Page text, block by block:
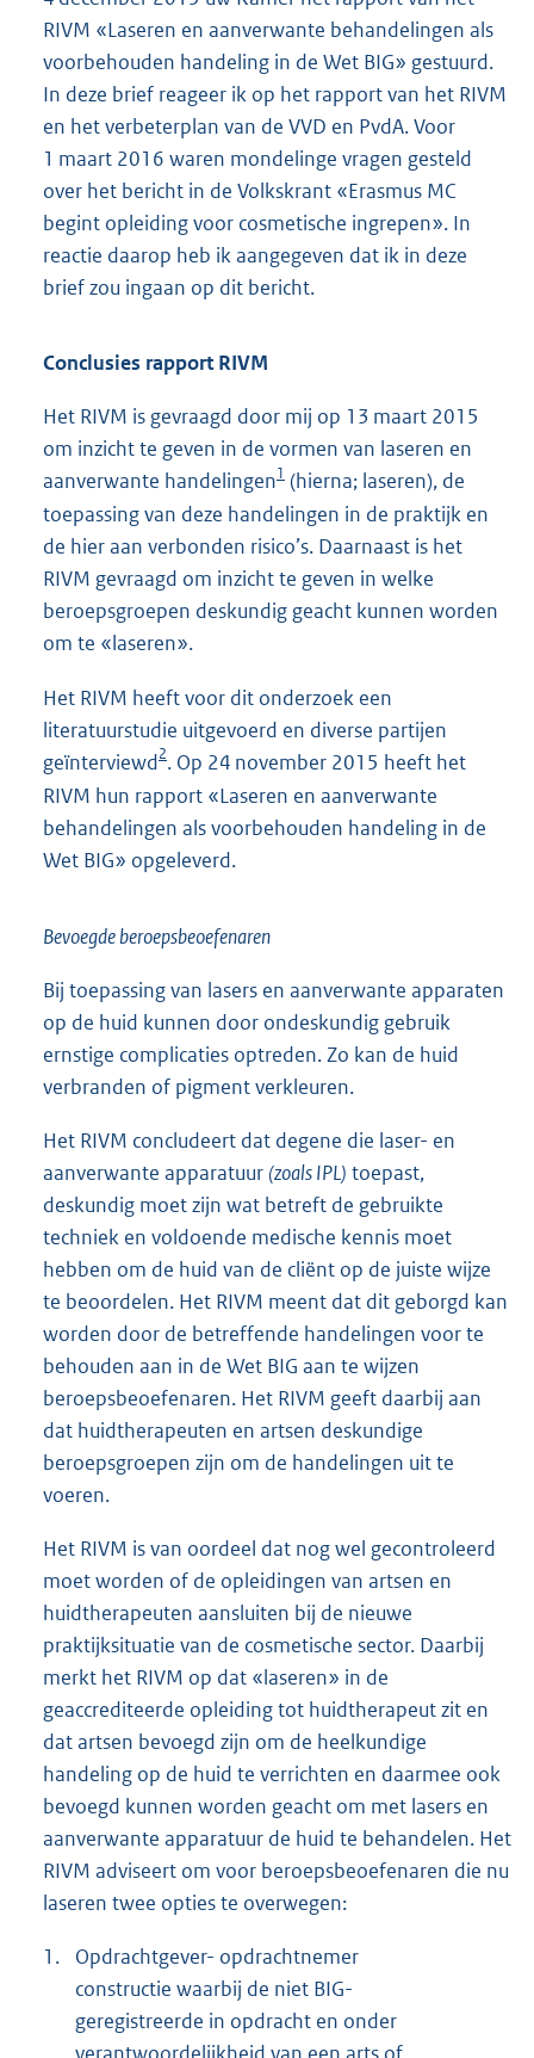
RIVM «Laseren en aanverwante behandelingen als
voorbehouden handeling in de Wet BIG» gestuurd.
In deze brief reageer ik op het rapport van het RIVM
en het verbeterplan van de VVD en PvdA. Voor
1 maart 2016 waren mondelinge vragen gesteld
over het bericht in de Volkskrant «Erasmus MC
begint opleiding voor cosmetische ingrepen». In
reactie daarop heb ik aangegeven dat ik in deze
brief zou ingaan op dit bericht.
Conclusies rapport RIVM
Het RIVM is gevraagd door mij op 13 maart 2015
om inzicht te geven in de vormen van laseren en
aanverwante handelingen1 (hierna; laseren), de
toepassing van deze handelingen in de praktijk en
de hier aan verbonden risico’s. Daarnaast is het
RIVM gevraagd om inzicht te geven in welke
beroepsgroepen deskundig geacht kunnen worden
om te «laseren».
Het RIVM heeft voor dit onderzoek een
literatuurstudie uitgevoerd en diverse partijen
geïnterviewd2. Op 24 november 2015 heeft het
RIVM hun rapport «Laseren en aanverwante
behandelingen als voorbehouden handeling in de
Wet BIG» opgeleverd.
Bevoegde beroepsbeoefenaren
Bij toepassing van lasers en aanverwante apparaten
op de huid kunnen door ondeskundig gebruik
ernstige complicaties optreden. Zo kan de huid
verbranden of pigment verkleuren.
Het RIVM concludeert dat degene die laser- en
aanverwante apparatuur (zoals IPL) toepast,
deskundig moet zijn wat betreft de gebruikte
techniek en voldoende medische kennis moet
hebben om de huid van de cliënt op de juiste wijze
te beoordelen. Het RIVM meent dat dit geborgd kan
worden door de betreffende handelingen voor te
behouden aan in de Wet BIG aan te wijzen
beroepsbeoefenaren. Het RIVM geeft daarbij aan
dat huidtherapeuten en artsen deskundige
beroepsgroepen zijn om de handelingen uit te
voeren.
Het RIVM is van oordeel dat nog wel gecontroleerd
moet worden of de opleidingen van artsen en
huidtherapeuten aansluiten bij de nieuwe
praktijksituatie van de cosmetische sector. Daarbij
merkt het RIVM op dat «laseren» in de
geaccrediteerde opleiding tot huidtherapeut zit en
dat artsen bevoegd zijn om de heelkundige
handeling op de huid te verrichten en daarmee ook
bevoegd kunnen worden geacht om met lasers en
aanverwante apparatuur de huid te behandelen. Het
RIVM adviseert om voor beroepsbeoefenaren die nu
laseren twee opties te overwegen:
1.
Opdrachtgever- opdrachtnemer
constructie waarbij de niet BIG-
geregistreerde in opdracht en onder